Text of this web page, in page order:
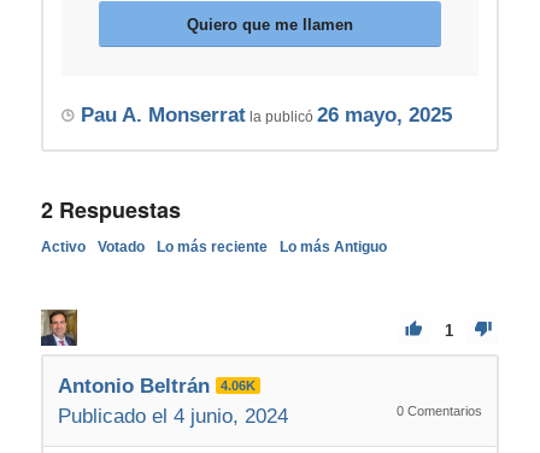
Quiero que me llamen
Pau A. Monserratla publicó 26 mayo, 2025
2Respuestas
Activo Votado Lo más reciente Lo más Antiguo
1
Antonio Beltrán 4.06K
Publicado el 4 junio, 2024 0 Comentarios